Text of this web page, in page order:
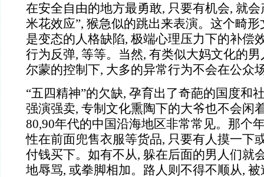
在安全自由的地方最勇敢, 只要有机会, 就
米花效应”, 猴急似的跳出来表演。这个畸
是变态的人格缺陷, 极端心理压力下的补偿
行为反弹, 等等。当然, 有类似大妈文化的
尔蒙的控制下, 大多的异常行为不会在公众
“五四精神”的欠缺, 孕育出了奇葩的国度和
强演强卖, 专制文化熏陶下的大爷也不会闲
80,90年代的中国沿海地区非常常见。那个
性在前面兜售衣服等货品, 只要有人摸一下
付钱买下。如有不从, 躲在后面的男人们就
地辱骂, 或拳脚相加。路人则不得不顺从,